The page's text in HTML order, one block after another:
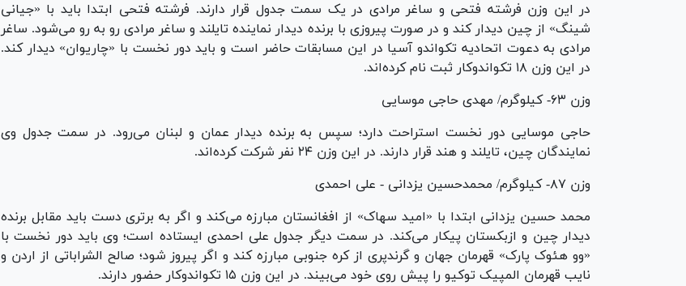
در این وزن فرشته فتحی و ساغر مرادی در یک سمت جدول قرار دارند. فرشته فتحی ابتدا باید با «جیانی
شینگ» از چین دیدار کند و در صورت پیروزی با برنده دیدار نماینده تایلند و ساغر مرادی رو به رو می‌شود. ساغر
مرادی به دعوت اتحادیه تکواندو آسیا در این مسابقات حاضر است و باید دور نخست با «چاریوان» دیدار کند.
در این وزن ۱۸ تکواندوکار ثبت نام کرده‌اند.
وزن ۶۳- کیلوگرم/ مهدی حاجی موسایی
حاجی موسایی دور نخست استراحت دارد؛ سپس به برنده دیدار عمان و لبنان می‌رود. در سمت جدول وی
نمایندگان چین، تایلند و هند قرار دارند. در این وزن ۲۴ نفر شرکت کرده‌اند.
وزن ۸۷- کیلوگرم/ محمدحسین یزدانی - علی احمدی
محمد حسین یزدانی ابتدا با «امید سهاک» از افغانستان مبارزه می‌کند و اگر به برتری دست باید مقابل برنده
دیدار چین و ازبکستان پیکار می‌کند. در سمت دیگر جدول علی احمدی ایستاده است؛ وی باید دور نخست با
«وو هئوک پارک» قهرمان جهان و گرندپری از کره جنوبی مبارزه کند و اگر پیروز شود؛ صالح الشراباتی از اردن و
نایب قهرمان المپیک توکیو را پیش روی خود می‌بیند. در این وزن ۱۵ تکواندوکار حضور دارند.